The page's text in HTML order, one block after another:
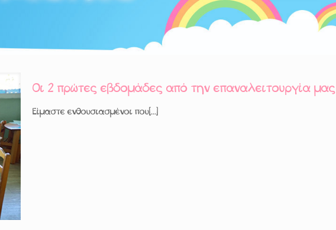
Οι 2 πρώτες εβδομάδες από την επαναλειτουργία μας
Είμαστε ενθουσιασμένοι που[...]